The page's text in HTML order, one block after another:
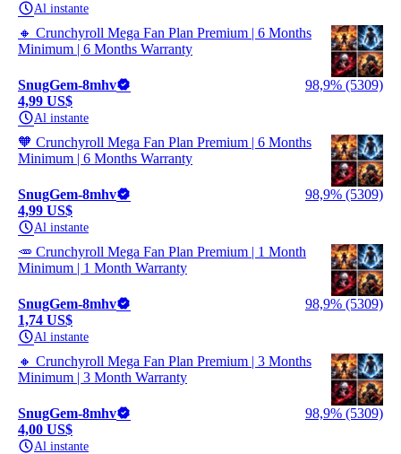
Al instante
🔸 Crunchyroll Mega Fan Plan Premium | 6 Months
Minimum | 6 Months Warranty
SnugGem-8mhv
98,9% (5309)
4,99 US$
Al instante
🧡 Crunchyroll Mega Fan Plan Premium | 6 Months
Minimum | 6 Months Warranty
SnugGem-8mhv
98,9% (5309)
4,99 US$
Al instante
🥕 Crunchyroll Mega Fan Plan Premium | 1 Month
Minimum | 1 Month Warranty
SnugGem-8mhv
98,9% (5309)
1,74 US$
Al instante
🔸 Crunchyroll Mega Fan Plan Premium | 3 Months
Minimum | 3 Month Warranty
SnugGem-8mhv
98,9% (5309)
4,00 US$
Al instante